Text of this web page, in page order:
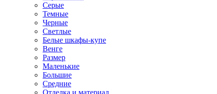
Серые
Темные
Черные
Светлые
Белые шкафы-купе
Венге
Размер
Маленькие
Большие
Средние
Отделка и материал